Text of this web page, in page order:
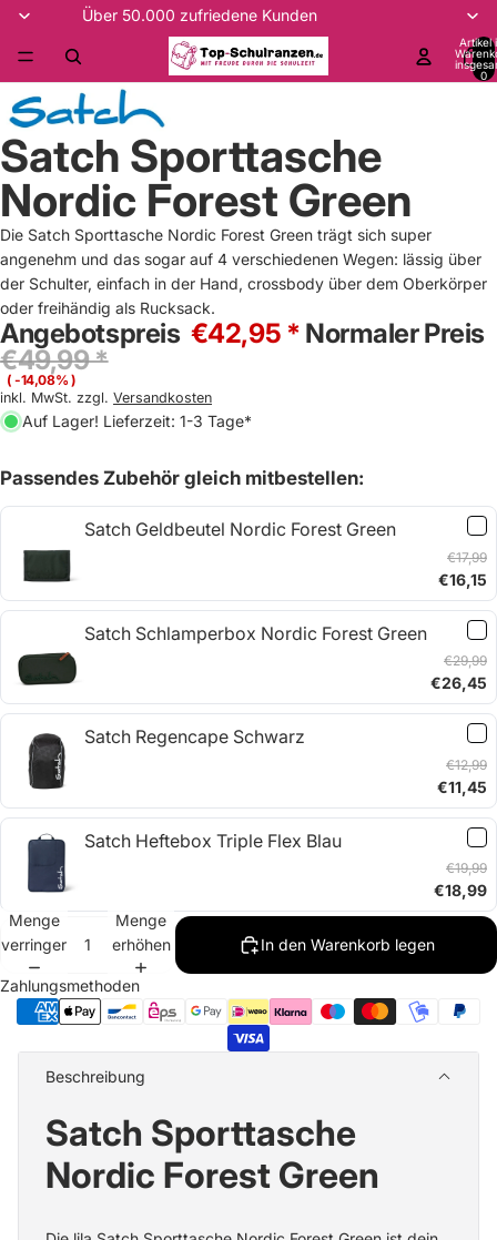
Über 50.000 zufriedene Kunden
Artikel
0
Satch Sporttasche
Nordic Forest Green
Die Satch Sporttasche Nordic Forest Green trägt sich super
angenehm und das sogar auf 4 verschiedenen Wegen: lässig über
der Schulter, einfach in der Hand, crossbody über dem Oberkörper
oder freihändig als Rucksack.
Angebotspreis €42,95 * Normaler Preis
€49,99 *
( -14,08% )
inkl. MwSt. zzgl. Versandkosten
Auf Lager! Lieferzeit: 1-3 Tage*
Passendes Zubehör gleich mitbestellen:
Satch Geldbeutel Nordic Forest Green
€17,99
€16,15
Satch Schlamperbox Nordic Forest Green
€29,99
€26,45
Satch Regencape Schwarz
€12,99
€11,45
Satch Heftebox Triple Flex Blau
€19,99
€18,99
Menge
verringern
Menge
erhöhen
In den Warenkorb legen
Zahlungsmethoden
Beschreibung
Satch Sporttasche
Nordic Forest Green